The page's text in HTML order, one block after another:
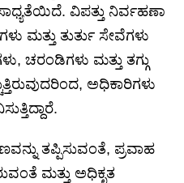
ವಿಪತ್ತು ನಿರ್ವಹಣಾ
ಮತ್ತು ತುರ್ತು ಸೇವೆಗಳು
ಚರಂಡಿಗಳು ಮತ್ತು ತಗ್ಗು
ಅಧಿಕಾರಿಗಳು
ತಪ್ಪಿಸುವಂತೆ, ಪ್ರವಾಹ
ಮತ್ತು ಅಧಿಕೃತ